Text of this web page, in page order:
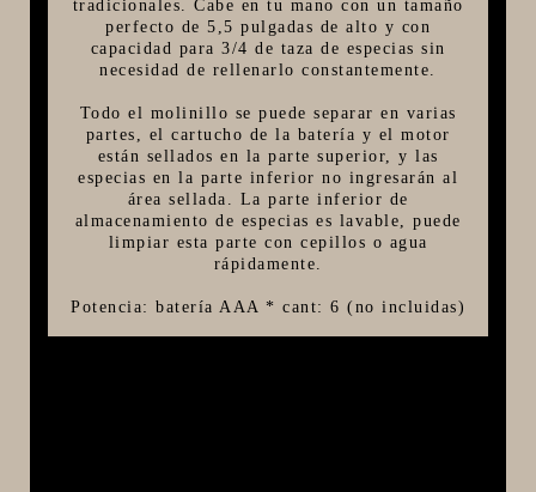
tradicionales. Cabe en tu mano con un tamaño
perfecto de 5,5 pulgadas de alto y con
capacidad para 3/4 de taza de especias sin
necesidad de rellenarlo constantemente.
Todo el molinillo se puede separar en varias
partes, el cartucho de la batería y el motor
están sellados en la parte superior, y las
especias en la parte inferior no ingresarán al
área sellada. La parte inferior de
almacenamiento de especias es lavable, puede
limpiar esta parte con cepillos o agua
rápidamente.
Potencia: batería AAA * cant: 6 (no incluidas)